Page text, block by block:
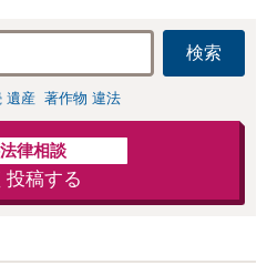
検索
遺産 著作物 違法
律相談
投稿する